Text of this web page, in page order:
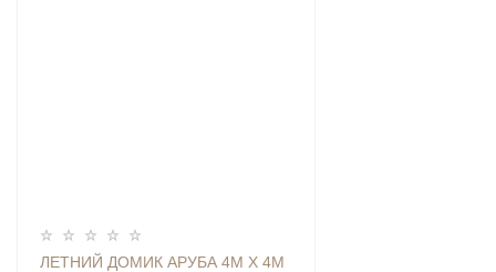
ЛЕТНИЙ ДОМИК АРУБА 4М Х 4М